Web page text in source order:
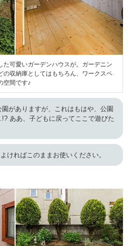
た可愛いガーデンハウスが。ガーデニン
の収納庫としてはもちろん、ワークスペ
空間です♪
がありますが、これはもはや、公園
ああ、子どもに戻ってここで遊びた
ければこのままお使いください。